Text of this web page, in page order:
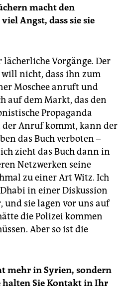
macht den
Angst, dass sie sie
Vorgänge. Der
nicht, dass ihn zum
Moschee anruft und
auf dem Markt, das den
Propaganda
Anruf kommt, kann der
das Buch verboten –
zieht das Buch dann in
Netzwerken seine
zu einer Art Witz. Ich
in einer Diskussion
und sie lagen vor uns auf
die Polizei kommen
Aber so ist die
mehr in Syrien, sondern
Sie Kontakt in Ihr